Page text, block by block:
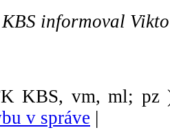
informoval
KBS, vm, ml; pz
v správe |